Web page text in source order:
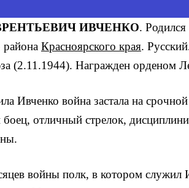
ИВЧЕНКО.
Красноярского края.
(2.11.1944). Награжден орденом
Ивчен­ко война застала на
боец, отличный стрелок,
войны полк, в котором служил